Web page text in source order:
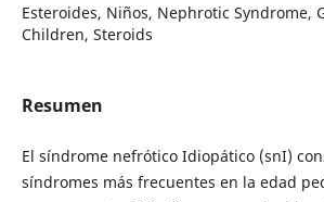
Esteroides, Niños, Nephrotic Syndrome,
Children, Steroids
Resumen
El síndrome nefrótico Idiopático (snI)
síndromes más frecuentes en la edad